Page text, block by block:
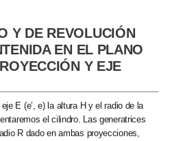
Y DE REVOLUCIÓN
EN EL PLANO
Y EJE
E (e’, e) la altura H y el radio de la
el cilindro. Las generatrices
R dado en ambas proyecciones,